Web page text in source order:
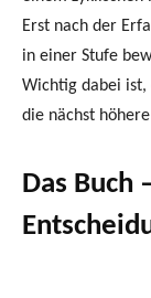
Erst nach der
in einer Stufe
Wichtig dabei ist,
die nächst
Das Buch